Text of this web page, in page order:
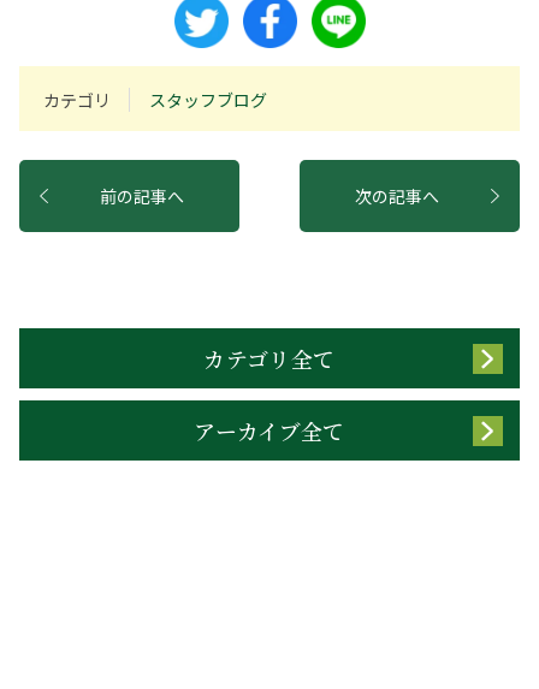
カテゴリ スタッフブログ
前の記事へ 次の記事へ
カテゴリ全て
アーカイブ全て